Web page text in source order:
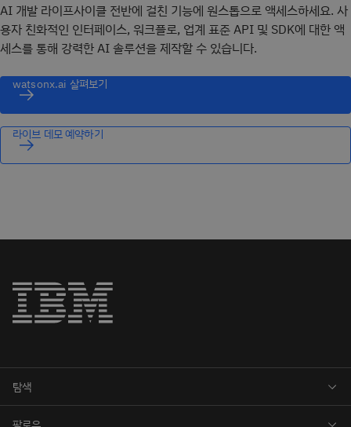
AI 개발 라이프사이클 전반에 걸친 기능에 원스톱으로 액세스하세요. 사
용자 친화적인 인터페이스, 워크플로, 업계 표준 API 및 SDK에 대한 액
세스를 통해 강력한 AI 솔루션을 제작할 수 있습니다.
watsonx.ai 살펴보기
라이브 데모 예약하기